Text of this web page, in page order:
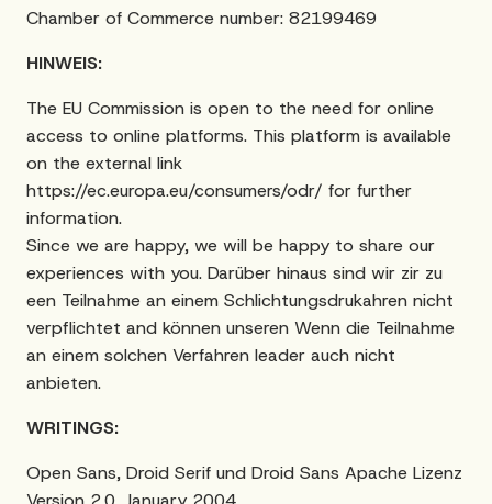
Chamber of Commerce number: 82199469
HINWEIS:
The EU Commission is open to the need for online
access to online platforms. This platform is available
on the external link
https://ec.europa.eu/consumers/odr/ for further
information.
Since we are happy, we will be happy to share our
experiences with you. Darüber hinaus sind wir zir zu
een Teilnahme an einem Schlichtungsdrukahren nicht
verpflichtet and können unseren Wenn die Teilnahme
an einem solchen Verfahren leader auch nicht
anbieten.
WRITINGS:
Open Sans, Droid Serif und Droid Sans Apache Lizenz